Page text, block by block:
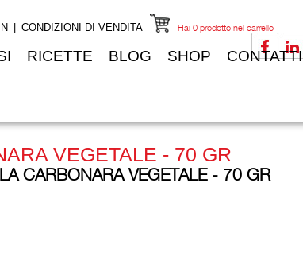
CONDIZIONI DI VENDITA Hai 0 prodotto nel carrello
RICETTE BLOG SHOP CONTATTI
VEGETALE - 70 GR
CARBONARA VEGETALE - 70 GR